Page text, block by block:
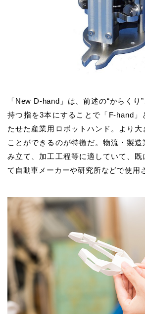
「New D-hand」は、前述の“からくり
持つ指を3本にすることで「F-hand」
たせた産業用ロボットハンド。
より大
ことができるのが特徴だ。物流・製
み立て、加工工程等に適していて、既
て自動車メーカーや研究所などで使用